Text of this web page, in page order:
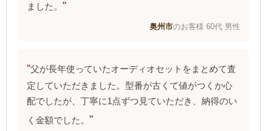
ました。
奥州市のお客様 60代 男性
父が長年使っていたオーディオセットをまとめて査
定していただきました。型番が古くて値がつくか心
配でしたが、丁寧に1点ずつ見ていただき、納得のい
く金額でした。